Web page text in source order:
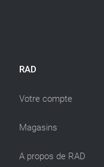
RAD
Votre compte
Magasins
A propos de RAD